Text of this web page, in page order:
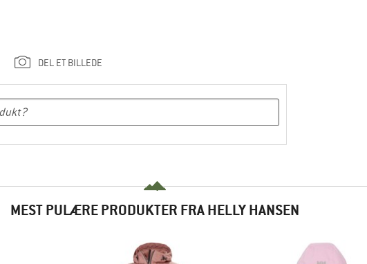
DEL ET BILLEDE
MEST PULÆRE PRODUKTER FRA HELLY HANSEN